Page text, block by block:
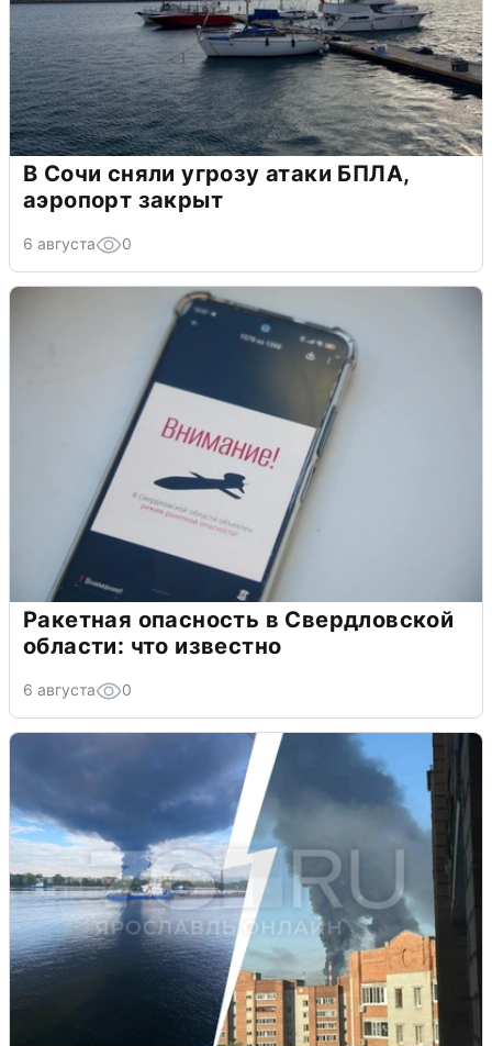
В Сочи сняли угрозу атаки БПЛА,
аэропорт закрыт
6 августа 0
Ракетная опасность в Свердловской
области: что известно
6 августа 0